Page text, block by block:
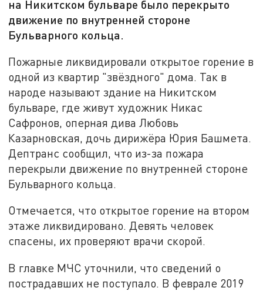
на Никитском бульваре было перекрыто
движение по внутренней стороне
Бульварного кольца.
Пожарные ликвидировали открытое горение в
одной из квартир "звёздного" дома. Так в
народе называют здание на Никитском
бульваре, где живут художник Никас
Сафронов, оперная дива Любовь
Казарновская, дочь дирижёра Юрия Башмета.
Дептранс сообщил, что из-за пожара
перекрыли движение по внутренней стороне
Бульварного кольца.
Отмечается, что открытое горение на втором
этаже ликвидировано. Девять человек
спасены, их проверяют врачи скорой.
В главке МЧС уточнили, что сведений о
пострадавших не поступало. В феврале 2019